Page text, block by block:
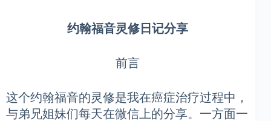
约翰福音灵修日记分享
前言
这个约翰福音的灵修是我在癌症治疗过程中，
与弟兄姐妹们每天在微信上的分享。一方面一